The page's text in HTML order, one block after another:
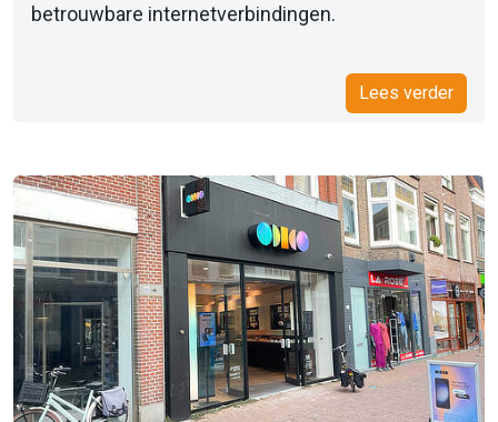
betrouwbare internetverbindingen.
Lees verder